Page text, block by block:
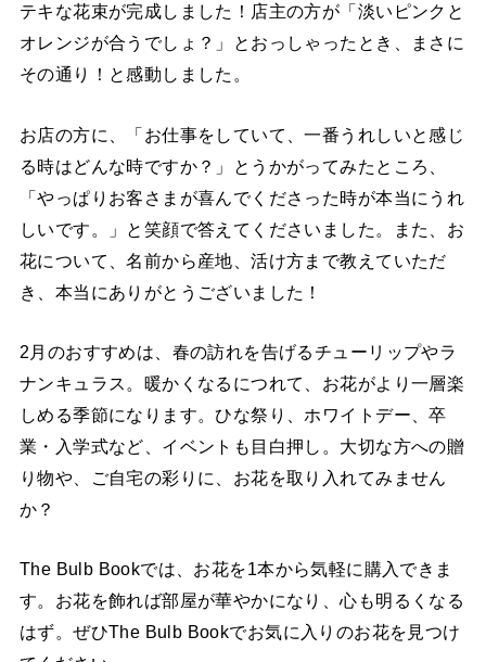
テキな花束が完成しました！店主の方が「淡いピンクと
オレンジが合うでしょ？」とおっしゃったとき、まさに
その通り！と感動しました。
お店の方に、「お仕事をしていて、一番うれしいと感じ
る時はどんな時ですか？」とうかがってみたところ、
「やっぱりお客さまが喜んでくださった時が本当にうれ
しいです。」と笑顔で答えてくださいました。また、お
花について、名前から産地、活け方まで教えていただ
き、本当にありがとうございました！
2月のおすすめは、春の訪れを告げるチューリップやラ
ナンキュラス。暖かくなるにつれて、お花がより一層楽
しめる季節になります。ひな祭り、ホワイトデー、卒
業・入学式など、イベントも目白押し。大切な方への贈
り物や、ご自宅の彩りに、お花を取り入れてみません
か？
The Bulb Bookでは、お花を1本から気軽に購入できま
す。お花を飾れば部屋が華やかになり、心も明るくなる
はず。ぜひThe Bulb Bookでお気に入りのお花を見つけ